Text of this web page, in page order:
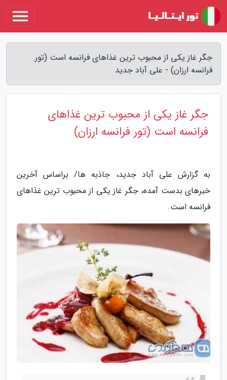
جگر غاز یکی از محبوب ترین غذاهای فرانسه است (تور
فرانسه ارزان) - علی آباد جدید
جگر غاز یکی از محبوب ترین غذاهای
فرانسه است (تور فرانسه ارزان)
به گزارش علی آباد جدید، جاذبه ها/ براساس آخرین
خبرهای بدست آمده، جگر غاز یکی از محبوب ترین غذاهای
فرانسه است.